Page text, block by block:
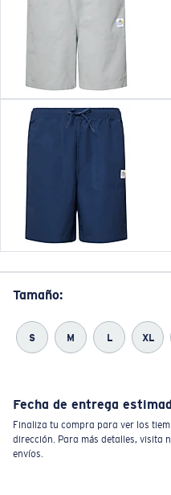
Tamaño:
S M L XL
Fecha de entrega
Finaliza tu compra para ver los
dirección. Para más detalles, visita
envíos.